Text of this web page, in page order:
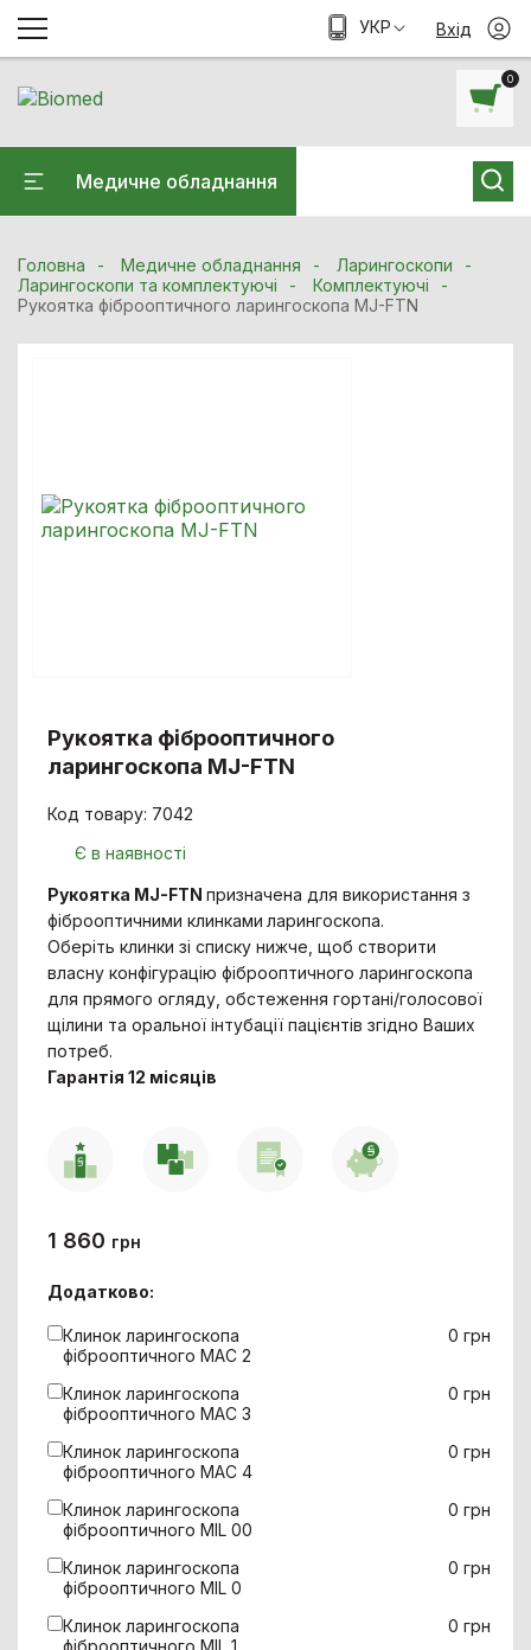
0
Медичне обладнання
УКР Вхід
Головна Медичне обладнання
Ларингоскопи
Ларингоскопи та комплектуючі
Комплектуючі
Рукоятка фіброоптичного ларингоскопа MJ-FTN
Рукоятка фіброоптичного
ларингоскопа MJ-FTN
Код товару: 7042
Є в наявності
Рукоятка MJ-FTNпризначена для використання з
фіброоптичними клинками ларингоскопа.
Оберіть клинки зі списку нижче, щоб створити
власну конфігурацію фіброоптичного ларингоскопа
для прямого огляду, обстеження гортані/голосової
щілини та оральної інтубації пацієнтів згідно Ваших
потреб.
Гарантія 12 місяців
1 860 грн
Додатково:
Клинок ларингоскопа
фіброоптичного MAC 2
0 грн
Клинок ларингоскопа
фіброоптичного MAC 3
0 грн
Клинок ларингоскопа
фіброоптичного MAC 4
0 грн
Клинок ларингоскопа
фіброоптичного MIL 00
0 грн
Клинок ларингоскопа
фіброоптичного MIL 0
0 грн
Клинок ларингоскопа
фіброоптичного MIL 1
0 грн